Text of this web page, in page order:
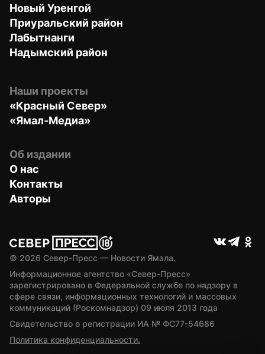
Новый Уренгой
Приуральский район
Лабытнанги
Надымский район
Наши проекты
«Красный Север»
«Ямал-Медиа»
Об издании
О нас
Контакты
Авторы
© 2026 Север-Пресс — Новости Ямала.
Информационное агентство «Север-Пресс»
зарегистрировано в Федеральной службе по надзору в
сфере связи, информационных технологий и массовых
коммуникаций (Роскомнадзор) 09 июля 2013 года
Свидетельство о регистрации ИА № ФС77-54686
Политика конфиденциальности.